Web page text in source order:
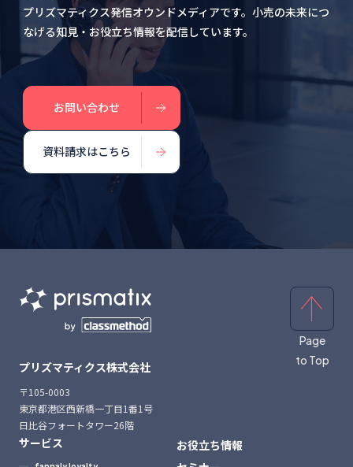
プリズマティクス発信オウンドメディアです。小売の未来につ
なげる知見・お役立ち情報を配信しています。
お問い合わせ
資料請求はこちら
プリズマティクス株式会社
〒105-0003
東京都港区西新橋一丁目1番1号
日比谷フォートタワー26階
サービス
お役立ち情報
Page
to Top